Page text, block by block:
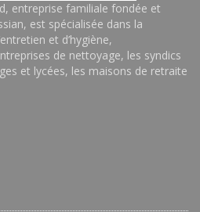
entreprise familiale fondée et
est spécialisée dans la
et d’hygiène,
de nettoyage, les syndics
et lycées, les maisons de retraite